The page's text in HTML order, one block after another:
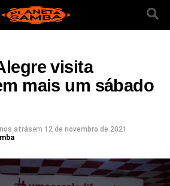
visita
mais um sábado
atrásem 12 de novembro de 2021